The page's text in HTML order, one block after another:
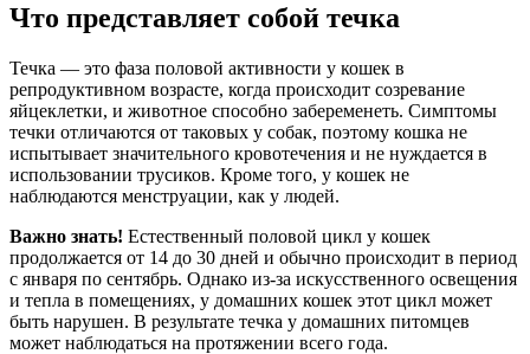
Что представляет собой течка
Течка — это фаза половой активности у кошек в
репродуктивном возрасте, когда происходит созревание
яйцеклетки, и животное способно забеременеть. Симптомы
течки отличаются от таковых у собак, поэтому кошка не
испытывает значительного кровотечения и не нуждается в
использовании трусиков. Кроме того, у кошек не
наблюдаются менструации, как у людей.
Важно знать! Естественный половой цикл у кошек
продолжается от 14 до 30 дней и обычно происходит в период
с января по сентябрь. Однако из-за искусственного освещения
и тепла в помещениях, у домашних кошек этот цикл может
быть нарушен. В результате течка у домашних питомцев
может наблюдаться на протяжении всего года.